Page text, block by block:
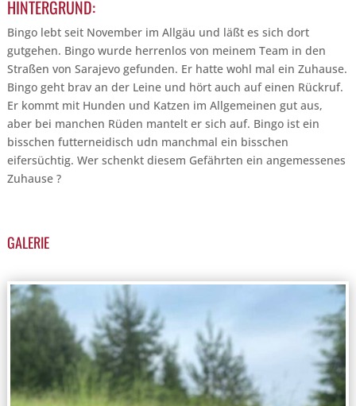
HINTERGRUND:
Bingo lebt seit November im Allgäu und läßt es sich dort
gutgehen. Bingo wurde herrenlos von meinem Team in den
Straßen von Sarajevo gefunden. Er hatte wohl mal ein Zuhause.
Bingo geht brav an der Leine und hört auch auf einen Rückruf.
Er kommt mit Hunden und Katzen im Allgemeinen gut aus,
aber bei manchen Rüden mantelt er sich auf. Bingo ist ein
bisschen futterneidisch udn manchmal ein bisschen
eifersüchtig. Wer schenkt diesem Gefährten ein angemessenes
Zuhause ?
GALERIE